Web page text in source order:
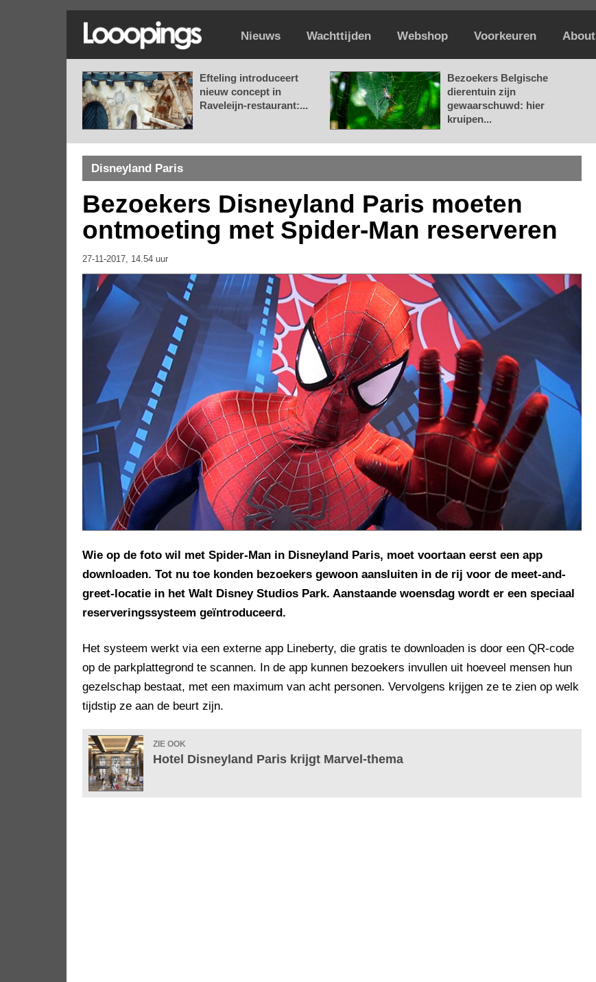
Nieuws Wachttijden Webshop Voorkeuren About
Efteling introduceert
nieuw concept in
Raveleijn-restaurant:...
Bezoekers Belgische
dierentuin zijn
gewaarschuwd: hier
kruipen...
Disneyland Paris
Bezoekers Disneyland Paris moeten
ontmoeting met Spider-Man reserveren
27-11-2017, 14.54 uur
Wie op de foto wil met Spider-Man in Disneyland Paris, moet voortaan eerst een app
downloaden. Tot nu toe konden bezoekers gewoon aansluiten in de rij voor de meet-and-
greet-locatie in het Walt Disney Studios Park. Aanstaande woensdag wordt er een speciaal
reserveringssysteem geïntroduceerd.
Het systeem werkt via een externe app Lineberty, die gratis te downloaden is door een QR-code
op de parkplattegrond te scannen. In de app kunnen bezoekers invullen uit hoeveel mensen hun
gezelschap bestaat, met een maximum van acht personen. Vervolgens krijgen ze te zien op welk
tijdstip ze aan de beurt zijn.
ZIE OOK
Hotel Disneyland Paris krijgt Marvel-thema